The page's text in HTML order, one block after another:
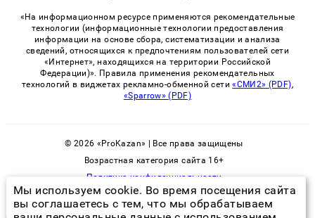
«На информационном ресурсе применяются рекомендательные
технологии (информационные технологии предоставления
информации на основе сбора, систематизации и анализа
сведений, относящихся к предпочтениям пользователей сети
«Интернет», находящихся на территории Российской
Федерации)». Правила применения рекомендательных
технологий в виджетах рекламно-обменной сети«СМИ2» (PDF),
«Sparrow» (PDF)
© 2026 «ProKazan» | Все права защищены
Возрастная категория сайта 16+
Политика конфиденциальности
Мы используем cookie. Во время посещения сайта
вы соглашаетесь с тем, что мы обрабатываем